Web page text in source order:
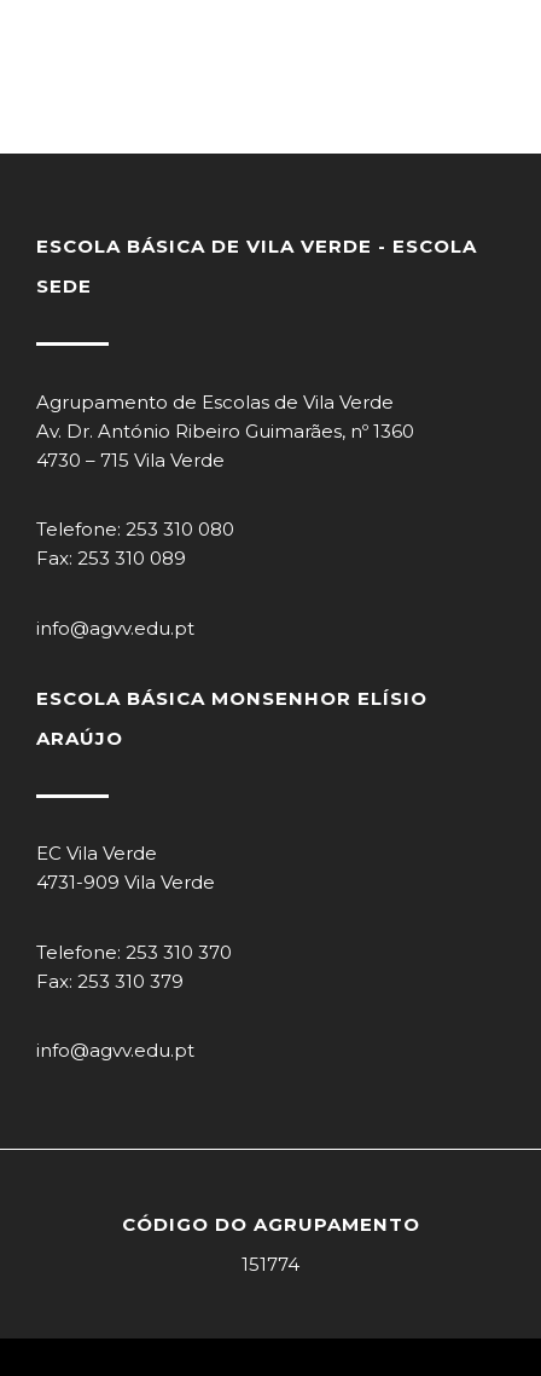
ESCOLA BÁSICA DE VILA VERDE - ESCOLA
SEDE
Agrupamento de Escolas de Vila Verde
Av. Dr. António Ribeiro Guimarães, nº 1360
4730 – 715 Vila Verde
Telefone: 253 310 080
Fax: 253 310 089
info@agvv.edu.pt
ESCOLA BÁSICA MONSENHOR ELÍSIO
ARAÚJO
EC Vila Verde
4731-909 Vila Verde
Telefone: 253 310 370
Fax: 253 310 379
info@agvv.edu.pt
CÓDIGO DO AGRUPAMENTO
151774